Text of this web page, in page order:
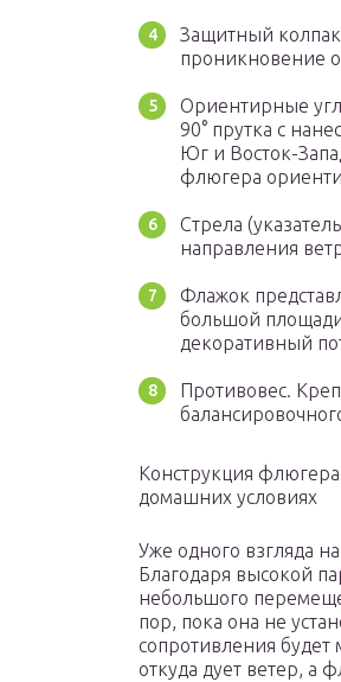
Защитный
проникновение
Ориентирные
90° прутка с
Юг и Восток-
флюгера
Стрела
направления
Флажок
большой площади
декоративный
Противовес.
Конструкция флюгера
домашних условиях
Уже одного взгляда
Благодаря высокой
небольшого
пор, пока она не
сопротивления будет
откуда дует ветер, а